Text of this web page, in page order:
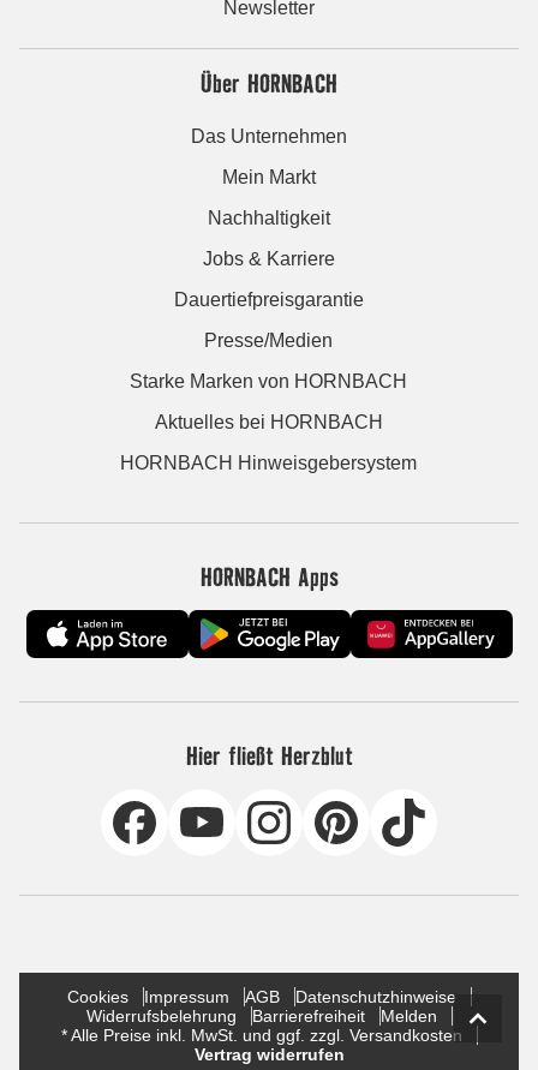
Newsletter
Über HORNBACH
Das Unternehmen
Mein Markt
Nachhaltigkeit
Jobs & Karriere
Dauertiefpreisgarantie
Presse/Medien
Starke Marken von HORNBACH
Aktuelles bei HORNBACH
HORNBACH Hinweisgebersystem
HORNBACH Apps
Hier fließt Herzblut
Cookies Impressum AGB
Datenschutzhinweise
Widerrufsbelehrung
Barrierefreiheit
Melden
* Alle Preise inkl. MwSt. und ggf. zzgl. Versandkosten
Vertrag widerrufen